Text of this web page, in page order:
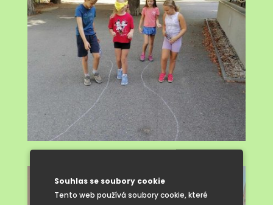
Souhlas se soubory cookie
Tento web používá soubory cookie, které